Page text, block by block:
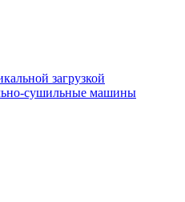
загрузкой
сушильные машины